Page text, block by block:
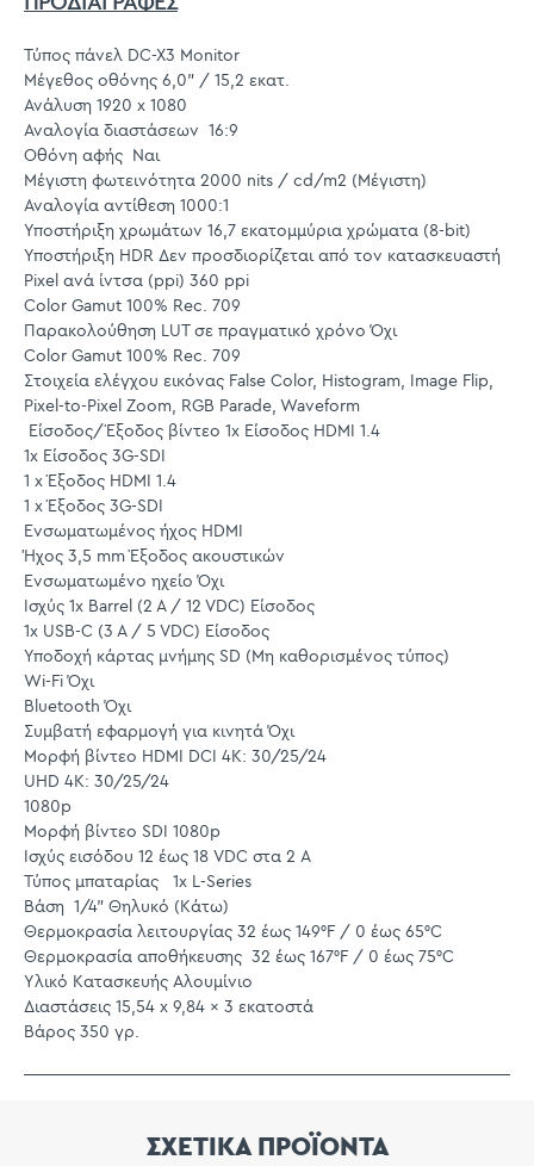
Τύπος πάνελ DC-X3 Monitor
Μέγεθος οθόνης 6,0" / 15,2 εκατ.
Ανάλυση 1920 x 1080
Αναλογία διαστάσεων 16:9
Οθόνη αφής Ναι
Μέγιστη φωτεινότητα 2000 nits / cd/m2 (Μέγιστη)
Αναλογία αντίθεση 1000:1
Υποστήριξη χρωμάτων 16,7 εκατομμύρια χρώματα (8-bit)
Υποστήριξη HDR Δεν προσδιορίζεται από τον κατασκευαστή
Pixel ανά ίντσα (ppi) 360 ppi
Color Gamut 100% Rec. 709
Παρακολούθηση LUT σε πραγματικό χρόνο Όχι
Color Gamut 100% Rec. 709
Στοιχεία ελέγχου εικόνας False Color, Histogram, Image Flip,
Pixel-to-Pixel Zoom, RGB Parade, Waveform
Είσοδος/Έξοδος βίντεο 1x Είσοδος HDMI 1.4
1x Είσοδος 3G-SDI
1 x Έξοδος HDMI 1.4
1 x Έξοδος 3G-SDI
Ενσωματωμένος ήχος HDMI
Ήχος 3,5 mm Έξοδος ακουστικών
Ενσωματωμένο ηχείο Όχι
Ισχύς 1x Barrel (2 A / 12 VDC) Είσοδος
1x USB-C (3 A / 5 VDC) Είσοδος
Υποδοχή κάρτας μνήμης SD (Μη καθορισμένος τύπος)
Wi-Fi Όχι
Bluetooth Όχι
Συμβατή εφαρμογή για κινητά Όχι
Μορφή βίντεο HDMI DCI 4K: 30/25/24
UHD 4K: 30/25/24
1080p
Μορφή βίντεο SDI 1080p
Ισχύς εισόδου 12 έως 18 VDC στα 2 A
Τύπος μπαταρίας 1x L-Series
Βάση 1/4" Θηλυκό (Κάτω)
Θερμοκρασία λειτουργίας 32 έως 149°F / 0 έως 65°C
Θερμοκρασία αποθήκευσης 32 έως 167°F / 0 έως 75°C
Υλικό Κατασκευής Αλουμίνιο
Διαστάσεις 15,54 x 9,84 x 3 εκατοστά
Βάρος 350 γρ.
ΣΧΕΤΙΚΑ ΠΡΟΪΟΝΤΑ